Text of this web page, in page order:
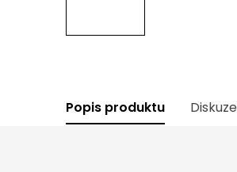
Popis produktu Diskuze